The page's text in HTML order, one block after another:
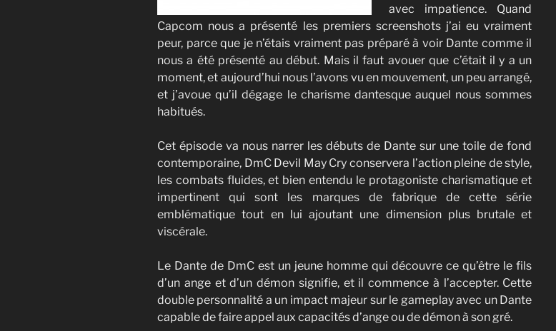
avec impatience. Quand
Capcom nous a présenté les premiers screenshots j’ai eu vraiment
peur, parce que je n’étais vraiment pas préparé à voir Dante comme il
nous a été présenté au début. Mais il faut avouer que c’était il y a un
moment, et aujourd’hui nous l’avons vu en mouvement, un peu arrangé,
et j’avoue qu’il dégage le charisme dantesque auquel nous sommes
habitués.
Cet épisode va nous narrer les débuts de Dante sur une toile de fond
contemporaine, DmC Devil May Cry conservera l’action pleine de style,
les combats fluides, et bien entendu le protagoniste charismatique et
impertinent qui sont les marques de fabrique de cette série
emblématique tout en lui ajoutant une dimension plus brutale et
viscérale.
Le Dante de DmC est un jeune homme qui découvre ce qu’être le fils
d’un ange et d’un démon signifie, et il commence à l’accepter. Cette
double personnalité a un impact majeur sur le gameplay avec un Dante
capable de faire appel aux capacités d’ange ou de démon à son gré.